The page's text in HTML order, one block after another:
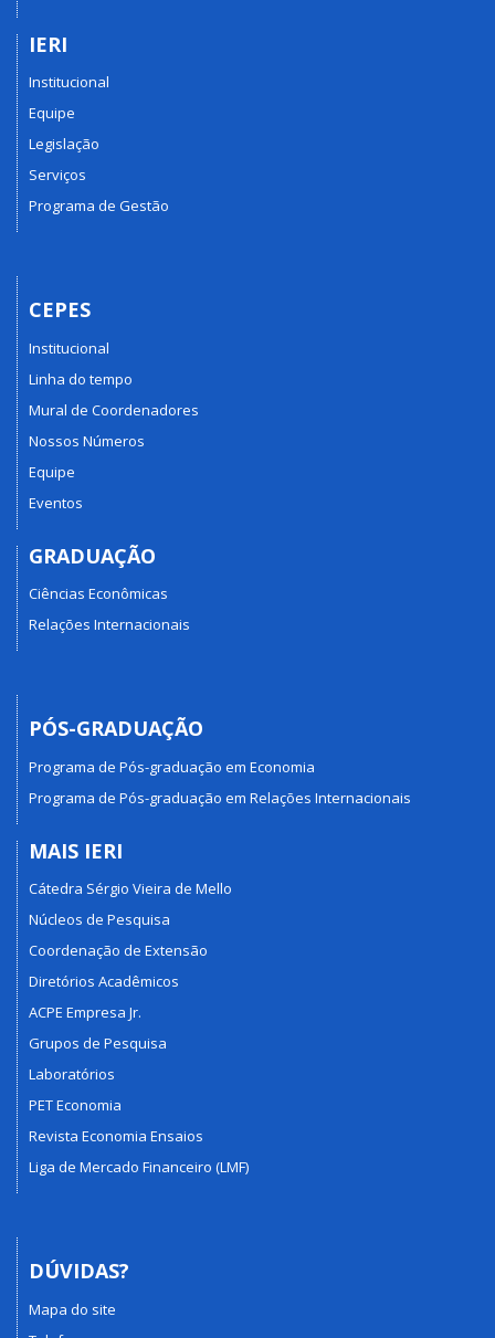
IERI
Institucional
Equipe
Legislação
Serviços
Programa de Gestão
CEPES
Institucional
Linha do tempo
Mural de Coordenadores
Nossos Números
Equipe
Eventos
GRADUAÇÃO
Ciências Econômicas
Relações Internacionais
PÓS-GRADUAÇÃO
Programa de Pós-graduação em Economia
Programa de Pós-graduação em Relações Internacionais
MAIS IERI
Cátedra Sérgio Vieira de Mello
Núcleos de Pesquisa
Coordenação de Extensão
Diretórios Acadêmicos
ACPE Empresa Jr.
Grupos de Pesquisa
Laboratórios
PET Economia
Revista Economia Ensaios
Liga de Mercado Financeiro (LMF)
DÚVIDAS?
Mapa do site